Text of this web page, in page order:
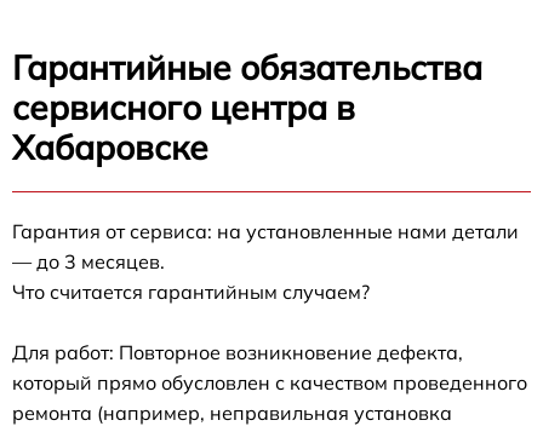
Гарантийные обязательства
сервисного центра в
Хабаровске
Гарантия от сервиса: на установленные нами детали
— до 3 месяцев.
Что считается гарантийным случаем?
Для работ: Повторное возникновение дефекта,
который прямо обусловлен с качеством проведенного
ремонта (например, неправильная установка